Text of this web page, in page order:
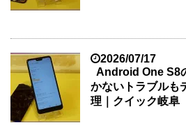
2026/07/17
Android One S8
かないトラブルも
理｜クイック岐阜